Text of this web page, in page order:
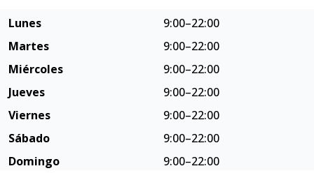
Lunes
9:00–22:00
Martes
9:00–22:00
Miércoles
9:00–22:00
Jueves
9:00–22:00
Viernes
9:00–22:00
Sábado
9:00–22:00
Domingo
9:00–22:00